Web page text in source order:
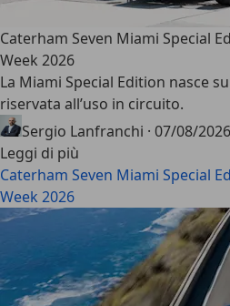
Caterham Seven Miami Special
Week 2026
La Miami Special Edition nasce
riservata all’uso in circuito.
Sergio Lanfranchi · 07/08/2026
Leggi di più
Caterham Seven Miami Special
Week 2026